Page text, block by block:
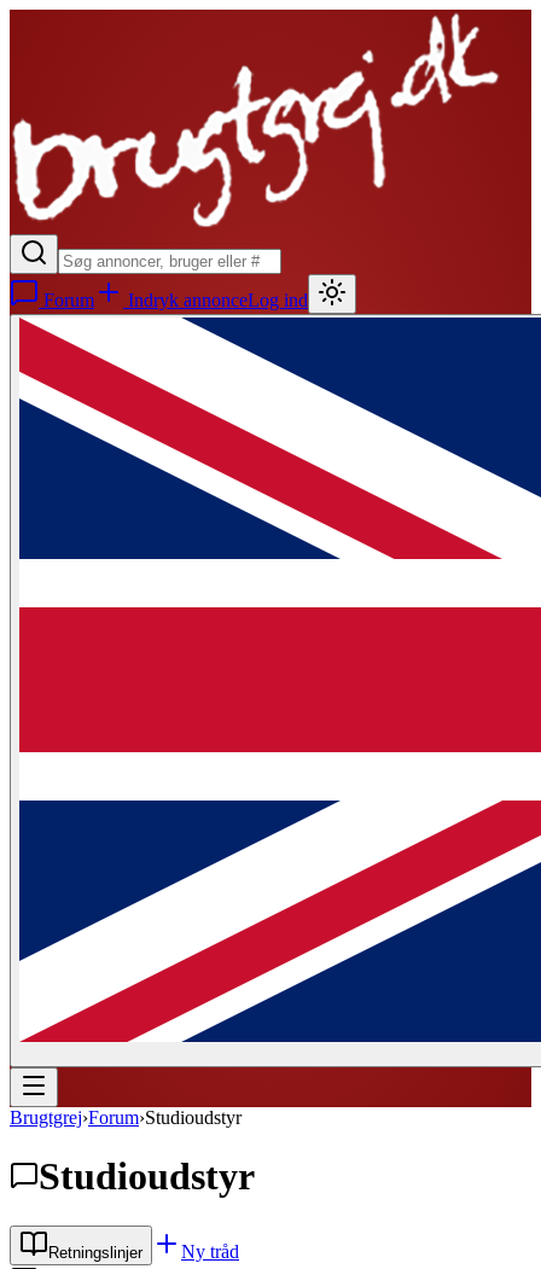
Forum Indryk annonceLog ind
Brugtgrej›Forum›Studioudstyr
Studioudstyr
Retningslinjer Ny tråd